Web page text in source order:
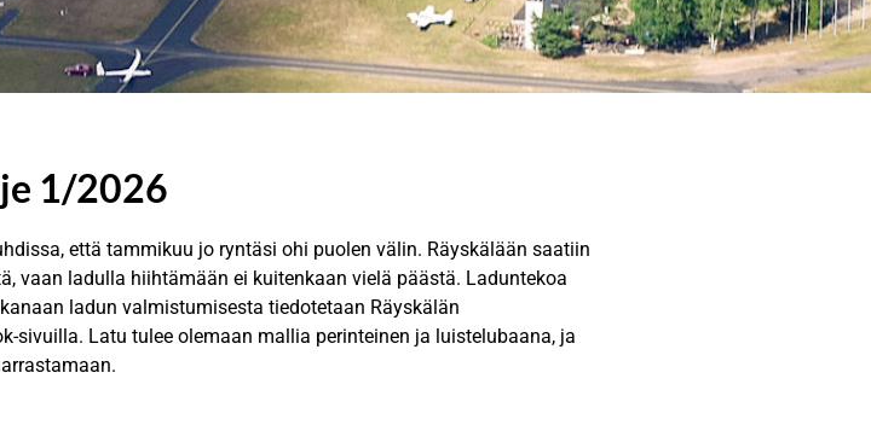
1/2026
että tammikuu jo ryntäsi ohi puolen välin. Räyskälään saatiin
vaan ladulla hiihtämään ei kuitenkaan vielä päästä. Laduntekoa
ladun valmistumisesta tiedotetaan Räyskälän
sivuilla. Latu tulee olemaan mallia perinteinen ja luistelubaana, ja